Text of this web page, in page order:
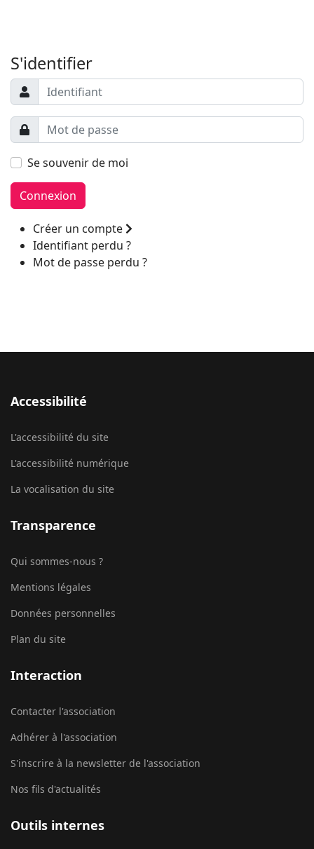
S'identifier
Se souvenir de moi
Connexion
Créer un compte
Identifiant perdu ?
Mot de passe perdu ?
Accessibilité
L'accessibilité du site
L'accessibilité numérique
La vocalisation du site
Transparence
Qui sommes-nous ?
Mentions légales
Données personnelles
Plan du site
Interaction
Contacter l'association
Adhérer à l'association
S'inscrire à la newsletter de l'association
Nos fils d'actualités
Outils internes